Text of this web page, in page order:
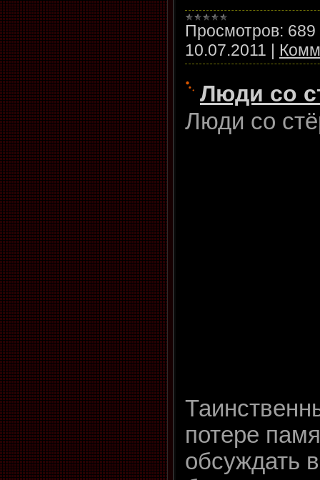
Просмотров: 689
10.07.2011
Люди со
Люди со
потере
обсуждать